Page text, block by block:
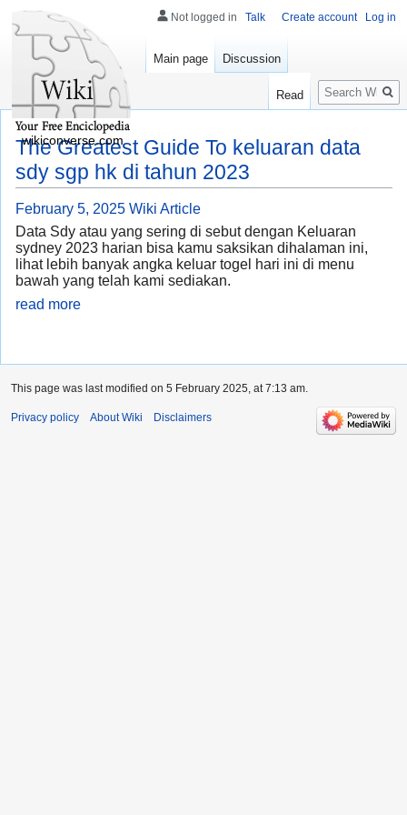
The Greatest Guide To keluaran data
sdy sgp hk di tahun 2023
February 5, 2025 Wiki Article
Data Sdy atau yang sering di sebut dengan Keluaran
sydney 2023 harian bisa kamu saksikan dihalaman ini,
lihat lebih banyak angka keluar togel hari ini di menu
bawah yang telah kami sediakan.
read more
Not logged in Talk Create account Log in
Main page Discussion
Read
Search
wikiconverse.com
This page was last modified on 5 February 2025, at 7:13 am.
Privacy policy About Wiki Disclaimers